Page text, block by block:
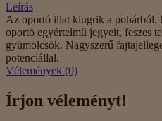
Leírás
Az oportó illat kiugrik a pohárból.
oportó egyértelmű jegyeit, feszes
gyümölcsök. Nagyszerű
potenciállal.
Vélemények (0)
Írjon véleményt!